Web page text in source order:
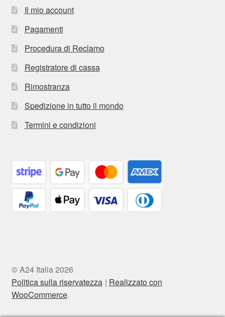
Il mio account
Pagamenti
Procedura di Reclamo
Registratore di cassa
Rimostranza
Spedizione in tutto il mondo
Termini e condizioni
© A24 Italia 2026
Politica sulla riservatezza
Realizzato con
WooCommerce.